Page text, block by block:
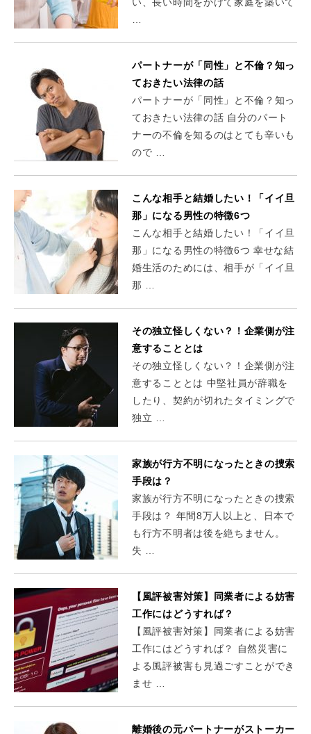
い、長い時間をかけて家庭を築いて
…
パートナーが「同性」と不倫？知っ
ておきたい法律の話
パートナーが「同性」と不倫？知っ
ておきたい法律の話 自分のパート
ナーの不倫を知るのはとても辛いも
ので …
こんな相手と結婚したい！「イイ旦
那」になる男性の特徴6つ
こんな相手と結婚したい！「イイ旦
那」になる男性の特徴6つ 幸せな結
婚生活のためには、相手が「イイ旦
那 …
その独立怪しくない？！企業側が注
意することとは
その独立怪しくない？！企業側が注
意することとは 中堅社員が辞職を
したり、契約が切れたタイミングで
独立 …
家族が行方不明になったときの捜索
手段は？
家族が行方不明になったときの捜索
手段は？ 年間8万人以上と、日本で
も行方不明者は後を絶ちません。
失 …
【風評被害対策】同業者による妨害
工作にはどうすれば？
【風評被害対策】同業者による妨害
工作にはどうすれば？ 自然災害に
よる風評被害も見過ごすことができ
ませ …
離婚後の元パートナーがストーカー